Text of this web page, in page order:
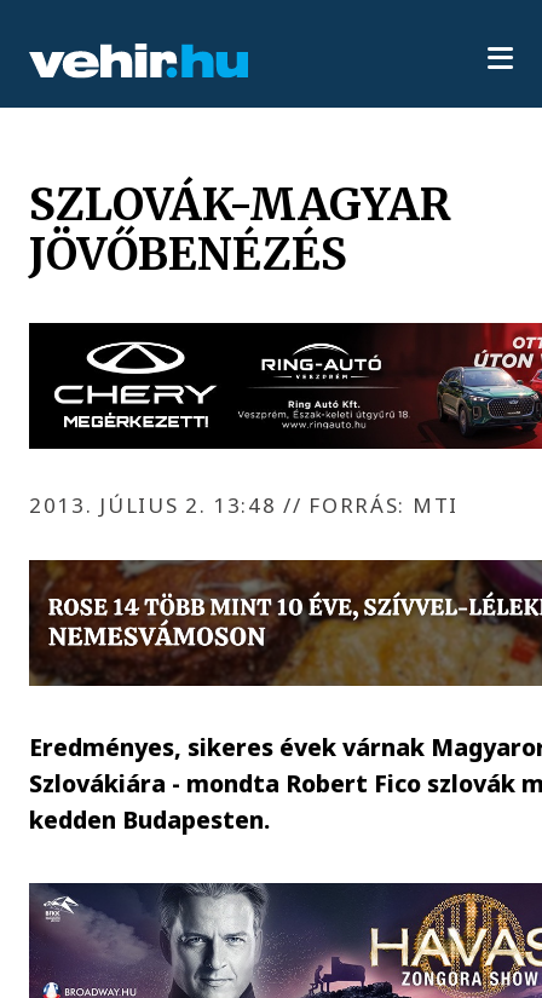
SZLOVÁK-MAGYAR
JÖVŐBENÉZÉS
2013. JÚLIUS 2. 13:48// FORRÁS: MTI
Eredményes, sikeres évek várnak
Szlovákiára - mondta Robert Fico szlovák
kedden Budapesten.